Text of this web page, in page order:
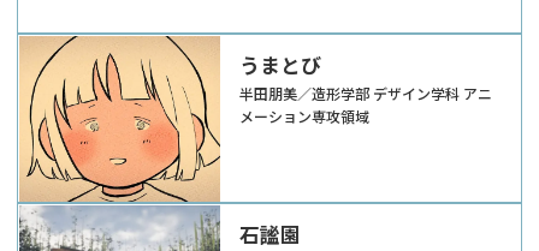
うまとび
半田朋美／造形学部 デザイン学科 アニ
メーション専攻領域
石謐園